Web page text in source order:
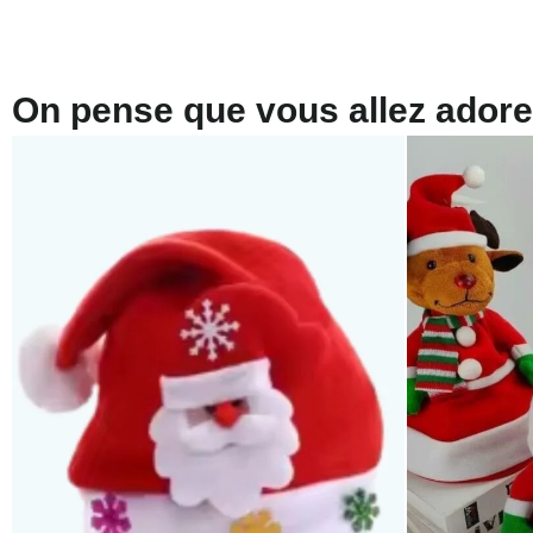
On pense que vous allez